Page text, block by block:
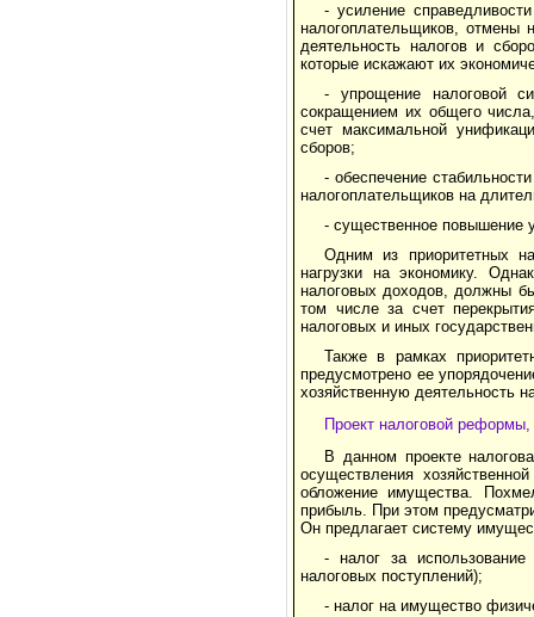
- усиление
налогоплательщиков, отмены
деятельность налогов и
которые искажают их
- упрощение налоговой
сокращением их общего
счет максимальной
сборов;
- обеспечение
налогоплательщиков на
- существенное повышение
Одним из приоритетных
нагрузки на экономику.
налоговых доходов, должны
том числе за счет
налоговых и иных
Также в рамках
предусмотрено ее
хозяйственную деятельность
Проект налоговой
В данном проекте
осуществления
обложение имущества.
прибыль. При этом
Он предлагает систему
- налог за
налоговых поступлений);
- налог на имущество